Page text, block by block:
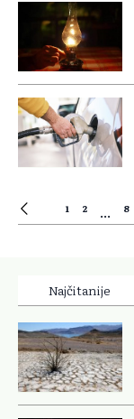
1 2 ... 8
Najčitanije